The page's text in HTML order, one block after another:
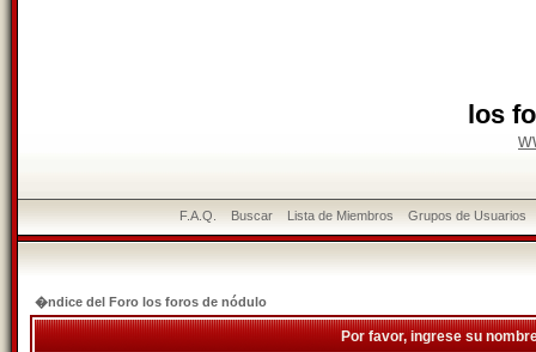
los
F.A.Q. Buscar Lista de Miembros Grupos de Usuarios
�ndice del Foro los foros de nódulo
Por favor, ingrese su